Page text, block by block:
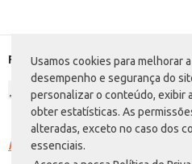
Usamos cookies para melhorar
desempenho e segurança do
personalizar o conteúdo, exibir
obter estatísticas. As
alteradas, exceto no caso dos
essenciais.
Formas de pagamento
Racismo é crime. Denuncie.